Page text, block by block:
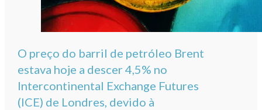
O preço do barril de petróleo Brent
estava hoje a descer 4,5% no
Intercontinental Exchange Futures
(ICE) de Londres, devido à